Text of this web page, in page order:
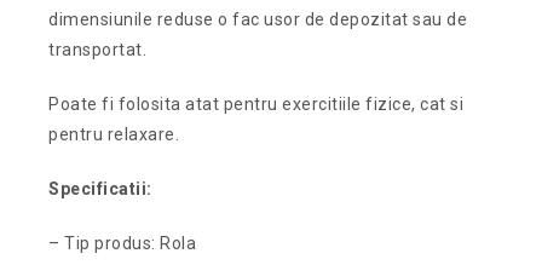
dimensiunile reduse o fac usor de depozitat sau de
transportat.
Poate fi folosita atat pentru exercitiile fizice, cat si
pentru relaxare.
Specificatii:
– Tip produs: Rola